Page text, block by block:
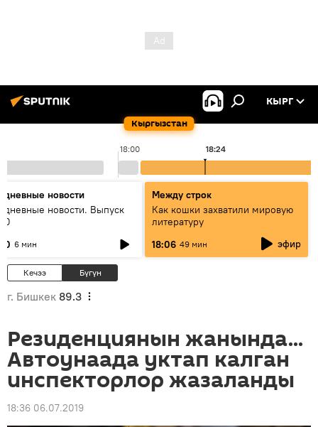
Кыргызстан
КЫРГ
18:00 18:24
новости
новости. Выпуск
6 мин
Между строк
Как кошки захватили мировую
литературу
18:06 49 мин эфир
Кечээ Бүгүн
г. Бишкек 89.3
Резиденциянын жанында...
Автоунаада уктап калган
инспекторлор жазаланды
18:36 06.07.2019